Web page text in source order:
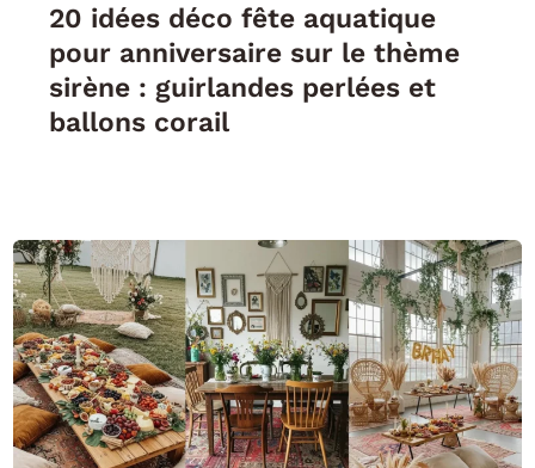
20 idées déco fête aquatique
pour anniversaire sur le thème
sirène : guirlandes perlées et
ballons corail